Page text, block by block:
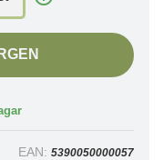
EAN: 5390050000057